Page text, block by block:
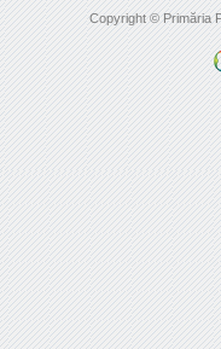
Copyright © Primăria